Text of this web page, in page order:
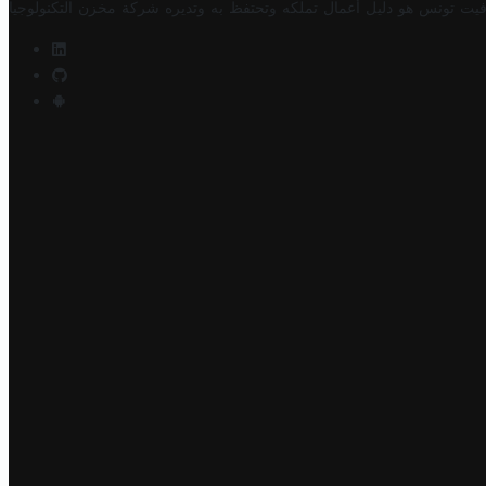
تونس هو دليل أعمال تملكه وتحتفظ به وتديره شركة مخزن التكنولوجيا